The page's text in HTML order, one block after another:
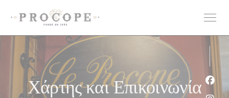
Χάρτης και Επικοινωνία